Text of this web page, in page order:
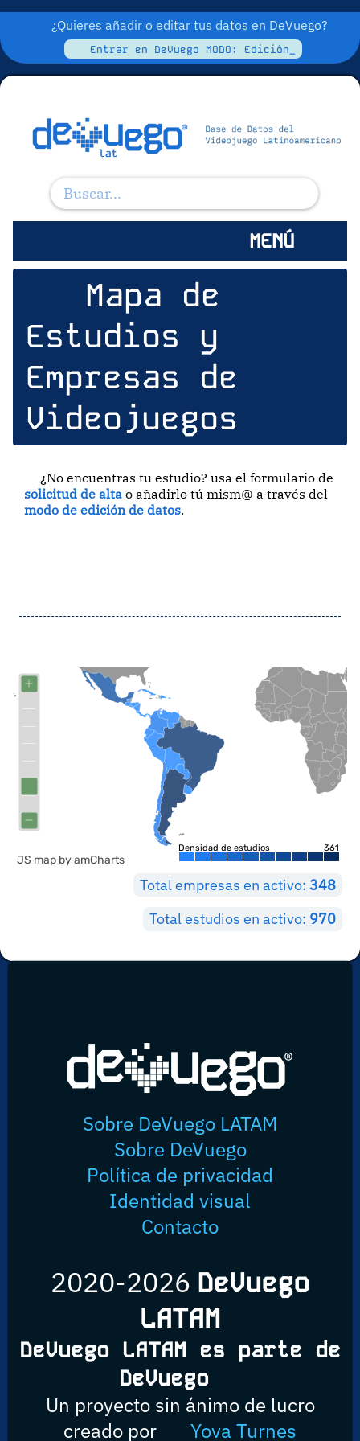
¿Quieres añadir o editar tus datos en DeVuego?
Entrar en DeVuego MODO: Edición_
MENÚ
Mapa de
Estudios y
Empresas de
Videojuegos
¿No encuentras tu estudio? usa el formulario de
solicitud de alta o añadirlo tú mism@ a través del
modo de edición de datos.
Densidad de estudios 361
JS map by amCharts
Total empresas en activo: 348
Total estudios en activo: 970
Sobre DeVuego LATAM
Sobre DeVuego
Política de privacidad
Identidad visual
Contacto
2020-2026 DeVuego
LATAM
DeVuego LATAM es parte de
DeVuego
Un proyecto sin ánimo de lucro
creado por
Yova Turnes